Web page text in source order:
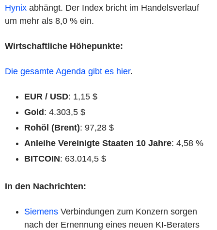
Hynix abhängt. Der Index bricht im Handelsverlauf
um mehr als 8,0 % ein.
Wirtschaftliche Höhepunkte:
Die gesamte Agenda gibt es hier.
EUR / USD: 1,15 $
Gold: 4.303,5 $
Rohöl (Brent): 97,28 $
Anleihe Vereinigte Staaten 10 Jahre: 4,58 %
BITCOIN: 63.014,5 $
In den Nachrichten:
Siemens Verbindungen zum Konzern sorgen
nach der Ernennung eines neuen KI-Beraters